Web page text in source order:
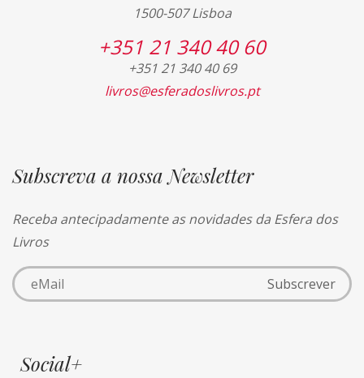
1500-507 Lisboa
+351 21 340 40 60
+351 21 340 40 69
livros@esferadoslivros.pt
Subscreva a nossa Newsletter
Receba antecipadamente as novidades da Esfera dos
Livros
Social+